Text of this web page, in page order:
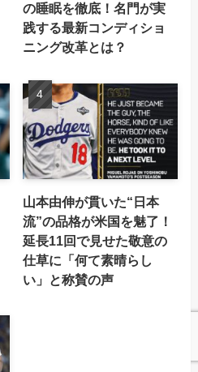
の睡眠を徹底！名門が実
践する最新コンディショ
ニング改革とは？
山本由伸が貫いた“日本
流”の品格が米国を魅了！
延長11回で見せた敬意の
仕草に「何て素晴らし
い」と称賛の声